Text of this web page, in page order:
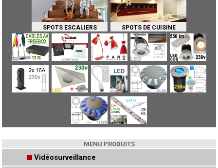
SPOTS ESCALIERS SPOTS DE CUISINE
MENU PRODUITS
Vidéosurveillance